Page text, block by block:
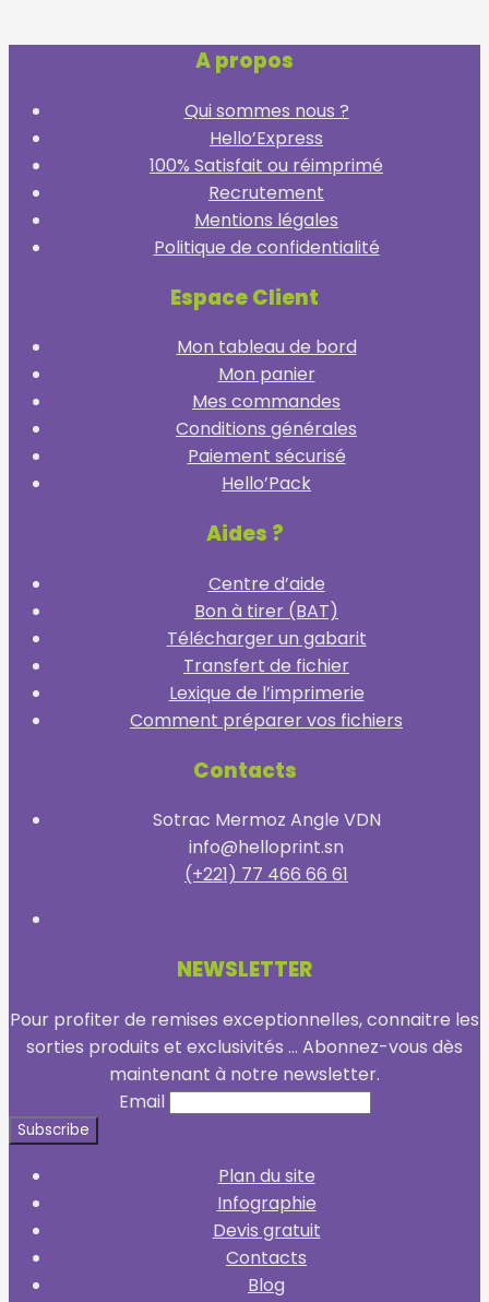
A propos
Qui sommes nous ?
Hello’Express
100% Satisfait ou réimprimé
Recrutement
Mentions légales
Politique de confidentialité
Espace Client
Mon tableau de bord
Mon panier
Mes commandes
Conditions générales
Paiement sécurisé
Hello’Pack
Aides ?
Centre d’aide
Bon à tirer (BAT)
Télécharger un gabarit
Transfert de fichier
Lexique de l’imprimerie
Comment préparer vos fichiers
Contacts
Sotrac Mermoz Angle VDN
info@helloprint.sn
(+221) 77 466 66 61
NEWSLETTER
Pour profiter de remises exceptionnelles, connaitre les
sorties produits et exclusivités ... Abonnez-vous dès
maintenant à notre newsletter.
Email
Plan du site
Infographie
Devis gratuit
Contacts
Blog